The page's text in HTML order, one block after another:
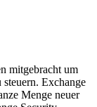
mitgebracht um
Exchange
Menge neuer